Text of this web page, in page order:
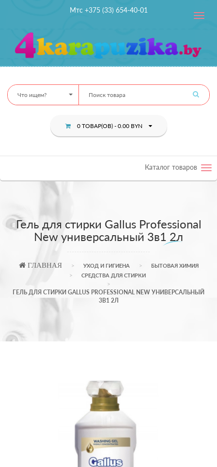
Мтс +375 (33) 654-40-01
Toggle
Что ищем?
0 ТОВАР(ОВ) - 0.00 BYN
Каталог товаров
Гель для стирки Gallus Professional
New универсальный 3в1 2л
ГЛАВНАЯ УХОД И ГИГИЕНА
БЫТОВАЯ ХИМИЯ
СРЕДСТВА ДЛЯ СТИРКИ
ГЕЛЬ ДЛЯ СТИРКИ GALLUS PROFESSIONAL NEW УНИВЕРСАЛЬНЫЙ
3В1 2Л